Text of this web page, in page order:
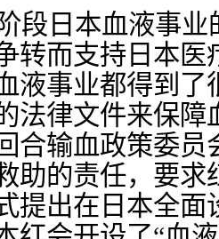
段日本血液事
转而支持日本
液事业都得到
法律文件来保障
合输血政策委
助的责任，要
提出在日本全面